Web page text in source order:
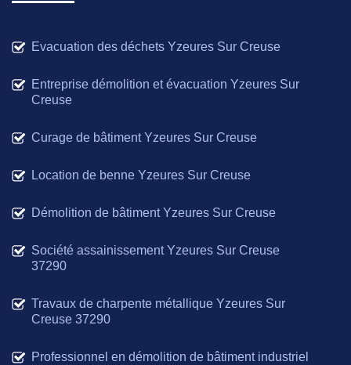
Evacuation des déchets Yzeures Sur Creuse
Entreprise démolition et évacuation Yzeures Sur
Creuse
Curage de bâtiment Yzeures Sur Creuse
Location de benne Yzeures Sur Creuse
Démolition de bâtiment Yzeures Sur Creuse
Société assainissement Yzeures Sur Creuse
37290
Travaux de charpente métallique Yzeures Sur
Creuse 37290
Professionnel en démolition de bâtiment industriel